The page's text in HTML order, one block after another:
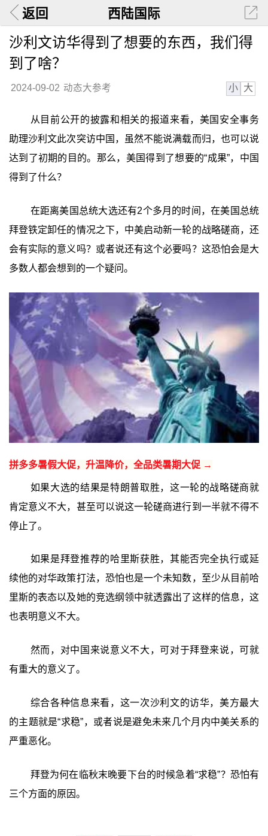
返回 西陆国际
沙利文访华得到了想要的东西，我们得
到了啥？
2024-09-02 动态大参考 小 大
从目前公开的披露和相关的报道来看，美国安全事务
助理沙利文此次突访中国，虽然不能说满载而归，也可以说
达到了初期的目的。那么，美国得到了想要的“成果”，中国
得到了什么？
在距离美国总统大选还有2个多月的时间，在美国总统
拜登铁定卸任的情况之下，中美启动新一轮的战略磋商，还
会有实际的意义吗？或者说还有这个必要吗？这恐怕会是大
多数人都会想到的一个疑问。
拼多多暑假大促，升温降价，全品类暑期大促 →
如果大选的结果是特朗普取胜，这一轮的战略磋商就
肯定意义不大，甚至可以说这一轮磋商进行到一半就不得不
停止了。
如果是拜登推荐的哈里斯获胜，其能否完全执行或延
续他的对华政策打法，恐怕也是一个未知数，至少从目前哈
里斯的表态以及她的竞选纲领中就透露出了这样的信息，这
也表明意义不大。
然而，对中国来说意义不大，可对于拜登来说，可就
有重大的意义了。
综合各种信息来看，这一次沙利文的访华，美方最大
的主题就是“求稳”，或者说是避免未来几个月内中美关系的
严重恶化。
拜登为何在临秋末晚要下台的时候急着“求稳”？恐怕有
三个方面的原因。